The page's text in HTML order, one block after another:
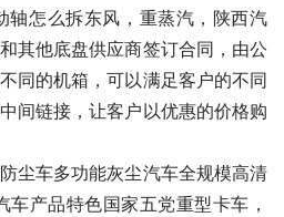
轴怎么拆东风，重蒸汽，陕西汽
其他底盘供应商签订合同，由公
同的机箱，可以满足客户的不同
间链接，让客户以优惠的价格购
尘车多功能灰尘汽车全规模高清
车产品特色国家五党重型卡车，